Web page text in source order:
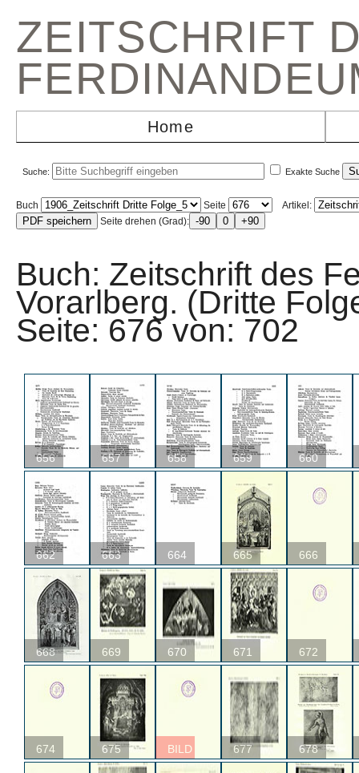
ZEITSCHRIFT
Home
Suche: Exakte Suche
Buch Seite
Artikel:
Seite drehen (Grad):
Buch: Zeitschrift des
Vorarlberg. (Dritte
Seite: 676 von:
656 657 658 659 660
662 663 664 665 666
668 669 670 671 672
674 675 BILD 677 678